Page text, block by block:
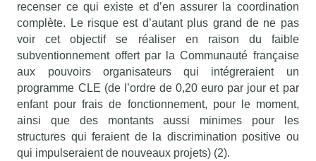
recenser ce qui existe et d’en assurer la coordination
complète. Le risque est d’autant plus grand de ne pas
voir cet objectif se réaliser en raison du faible
subventionnement offert par la Communauté française
aux pouvoirs organisateurs qui intégreraient un
programme CLE (de l’ordre de 0,20 euro par jour et par
enfant pour frais de fonctionnement, pour le moment,
ainsi que des montants aussi minimes pour les
structures qui feraient de la discrimination positive ou
qui impulseraient de nouveaux projets) (2).